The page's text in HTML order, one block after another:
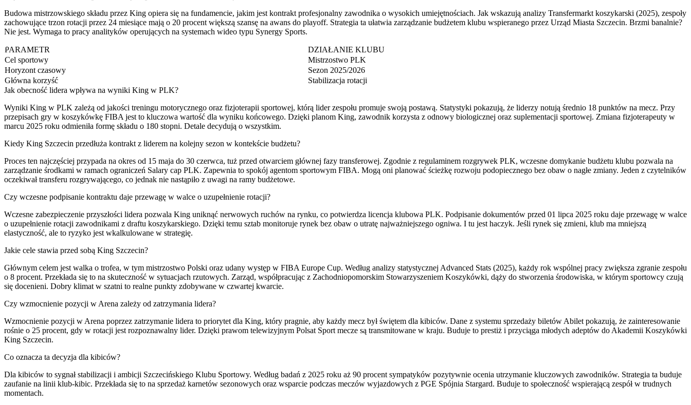
Budowa mistrzowskiego składu przez King opiera się na fundamencie, jakim jest kontrakt profesjonalny zawodnika o wysokich umiejętnościach. Jak wskazują analizy Transfermarkt koszykarski (2025), zespoły
zachowujące trzon rotacji przez 24 miesiące mają o 20 procent większą szansę na awans do playoff. Strategia ta ułatwia zarządzanie budżetem klubu wspieranego przez Urząd Miasta Szczecin. Brzmi banalnie?
Nie jest. Wymaga to pracy analityków operujących na systemach wideo typu Synergy Sports.
PARAMETR
DZIAŁANIE KLUBU
Cel sportowy
Mistrzostwo PLK
Horyzont czasowy
Sezon 2025/2026
Główna korzyść
Stabilizacja rotacji
Jak obecność lidera wpływa na wyniki King w PLK?
Wyniki King w PLK zależą od jakości treningu motorycznego oraz fizjoterapii sportowej, którą lider zespołu promuje swoją postawą. Statystyki pokazują, że liderzy notują średnio 18 punktów na mecz. Przy
przepisach gry w koszykówkę FIBA jest to kluczowa wartość dla wyniku końcowego. Dzięki planom King, zawodnik korzysta z odnowy biologicznej oraz suplementacji sportowej. Zmiana fizjoterapeuty w
marcu 2025 roku odmieniła formę składu o 180 stopni. Detale decydują o wszystkim.
Kiedy King Szczecin przedłuża kontrakt z liderem na kolejny sezon w kontekście budżetu?
Proces ten najczęściej przypada na okres od 15 maja do 30 czerwca, tuż przed otwarciem głównej fazy transferowej. Zgodnie z regulaminem rozgrywek PLK, wczesne domykanie budżetu klubu pozwala na
zarządzanie środkami w ramach ograniczeń Salary cap PLK. Zapewnia to spokój agentom sportowym FIBA. Mogą oni planować ścieżkę rozwoju podopiecznego bez obaw o nagłe zmiany. Jeden z czytelników
oczekiwał transferu rozgrywającego, co jednak nie nastąpiło z uwagi na ramy budżetowe.
Czy wczesne podpisanie kontraktu daje przewagę w walce o uzupełnienie rotacji?
Wczesne zabezpieczenie przyszłości lidera pozwala King uniknąć nerwowych ruchów na rynku, co potwierdza licencja klubowa PLK. Podpisanie dokumentów przed 01 lipca 2025 roku daje przewagę w walce
o uzupełnienie rotacji zawodnikami z draftu koszykarskiego. Dzięki temu sztab monitoruje rynek bez obaw o utratę najważniejszego ogniwa. I tu jest haczyk. Jeśli rynek się zmieni, klub ma mniejszą
elastyczność, ale to ryzyko jest wkalkulowane w strategię.
Jakie cele stawia przed sobą King Szczecin?
Głównym celem jest walka o trofea, w tym mistrzostwo Polski oraz udany występ w FIBA Europe Cup. Według analizy statystycznej Advanced Stats (2025), każdy rok wspólnej pracy zwiększa zgranie zespołu
o 8 procent. Przekłada się to na skuteczność w sytuacjach rzutowych. Zarząd, współpracując z Zachodniopomorskim Stowarzyszeniem Koszykówki, dąży do stworzenia środowiska, w którym sportowcy czują
się docenieni. Dobry klimat w szatni to realne punkty zdobywane w czwartej kwarcie.
Czy wzmocnienie pozycji w Arena zależy od zatrzymania lidera?
Wzmocnienie pozycji w Arena poprzez zatrzymanie lidera to priorytet dla King, który pragnie, aby każdy mecz był świętem dla kibiców. Dane z systemu sprzedaży biletów Abilet pokazują, że zainteresowanie
rośnie o 25 procent, gdy w rotacji jest rozpoznawalny lider. Dzięki prawom telewizyjnym Polsat Sport mecze są transmitowane w kraju. Buduje to prestiż i przyciąga młodych adeptów do Akademii Koszykówki
King Szczecin.
Co oznacza ta decyzja dla kibiców?
Dla kibiców to sygnał stabilizacji i ambicji Szczecińskiego Klubu Sportowy. Według badań z 2025 roku aż 90 procent sympatyków pozytywnie ocenia utrzymanie kluczowych zawodników. Strategia ta buduje
zaufanie na linii klub-kibic. Przekłada się to na sprzedaż karnetów sezonowych oraz wsparcie podczas meczów wyjazdowych z PGE Spójnia Stargard. Buduje to społeczność wspierającą zespół w trudnych
momentach.